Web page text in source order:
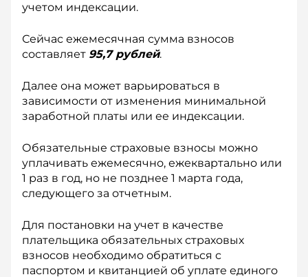
учетом индексации.
Сейчас ежемесячная сумма взносов
составляет 95,7 рублей.
Далее она может варьироваться в
зависимости от изменения минимальной
заработной платы или ее индексации.
Обязательные страховые взносы можно
уплачивать ежемесячно, ежеквартально или
1 раз в год, но не позднее 1 марта года,
следующего за отчетным.
Для постановки на учет в качестве
плательщика обязательных страховых
взносов необходимо обратиться с
паспортом и квитанцией об уплате единого